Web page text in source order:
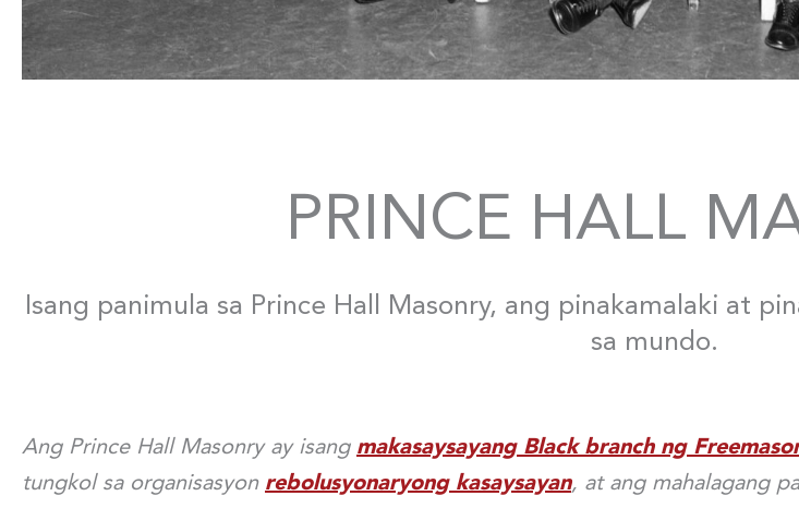
PRINCE HALL
Isang panimula sa Prince Hall Masonry, ang pinakamalaki at
sa mundo.
Ang Prince Hall Masonry ay isang makasaysayang Black branch ng
tungkol sa organisasyon rebolusyonaryong kasaysayan, at ang mahalagang